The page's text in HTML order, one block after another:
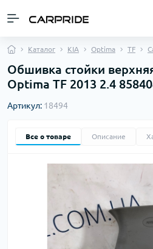
Каталог KIA Optima TF
Обшивка стойки
Optima TF 2013 2.4
Артикул: 18494
Все о товаре Описание